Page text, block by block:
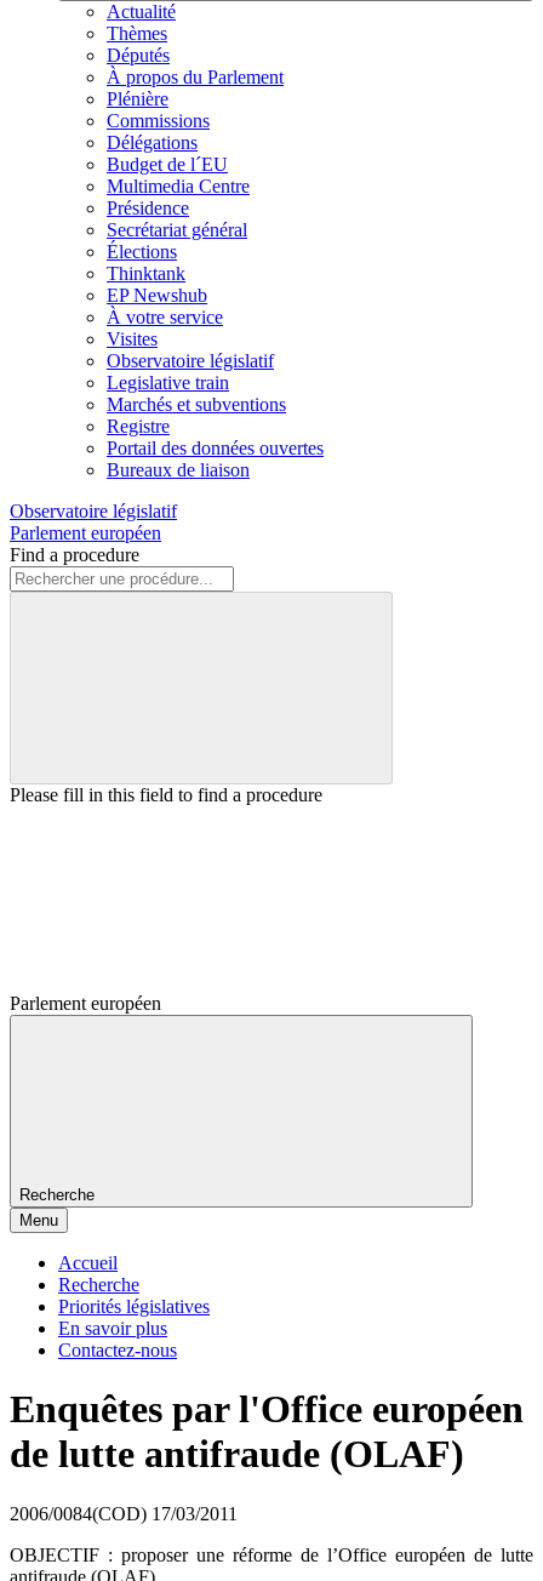
Actualité
Thèmes
Députés
À propos du Parlement
Plénière
Commissions
Délégations
Budget de l´EU
Multimedia Centre
Présidence
Secrétariat général
Élections
Thinktank
EP Newshub
À votre service
Visites
Observatoire législatif
Legislative train
Marchés et subventions
Registre
Portail des données ouvertes
Bureaux de liaison
Observatoire législatif
Parlement européen
Find a procedure
Please fill in this field to find a procedure
Parlement européen
Recherche
Menu
Accueil
Recherche
Priorités législatives
En savoir plus
Contactez-nous
Enquêtes par l'Office européen
de lutte antifraude (OLAF)
2006/0084(COD) 17/03/2011
OBJECTIF : proposer une réforme de l’Office européen de lutte
antifraude (OLAF).